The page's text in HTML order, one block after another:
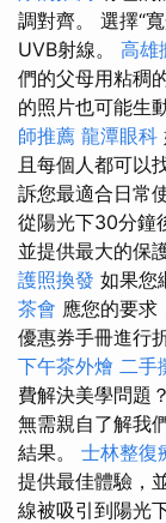
調對齊。 選擇“
UVB射線。 高雄
們的父母用粘稠
的照片也可能生
師推薦 龍潭眼科
且每個人都可以
訴您最適合日常
從陽光下30分鐘
並提供最大的保
護照換發 如果您
茶會 應您的要求
優惠券手冊進行
下午茶外燴 二手
費解決美學問題？
無需親自了解我
結果。 士林整復
提供最佳體驗，
線被吸引到陽光